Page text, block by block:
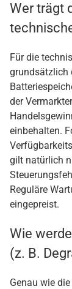
Wer trägt
Für die
grundsätzlich
der
einbehalten.
gilt natürlich
Reguläre
eingepreist.
Wie
(z. B.
Genau wie